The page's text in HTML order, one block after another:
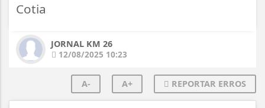
Cotia
JORNAL KM 26
12/08/2025 10:23
A- A+ REPORTAR ERROS